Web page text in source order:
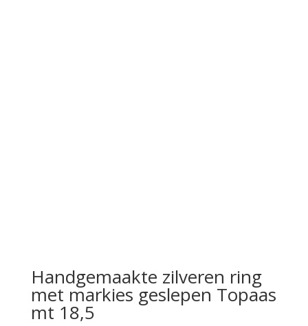
Handgemaakte zilveren ring
met markies geslepen Topaas
mt 18,5